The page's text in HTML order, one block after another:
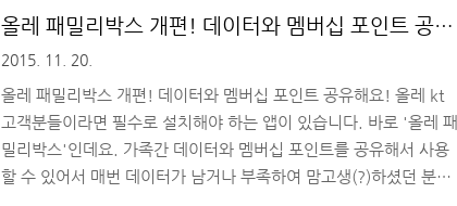
고 필요한 기능을 대부분 갖춘, 그리고 성능까지 꽤 괜찮은 제품이라
는 점입니다. 디자인과 간단 사용기, 함께 보실까요? ■ 갤럭시 J7
디자인과 스펙, 알아볼까요?저가형 스마트폰이라고 해도 기본적으
로 갖춰야 할 구성들이 있죠? 디자인은 어떤지,..
올레 패밀리박스 개편! 데이터와 멤버십 포인트 공유
해요!
2015. 11. 20.
올레 패밀리박스 개편! 데이터와 멤버십 포인트 공유해요! 올레 kt
고객분들이라면 필수로 설치해야 하는 앱이 있습니다. 바로 '올레 패
밀리박스'인데요. 가족간 데이터와 멤버십 포인트를 공유해서 사용
할 수 있어서 매번 데이터가 남거나 부족하여 맘고생(?)하셨던 분들